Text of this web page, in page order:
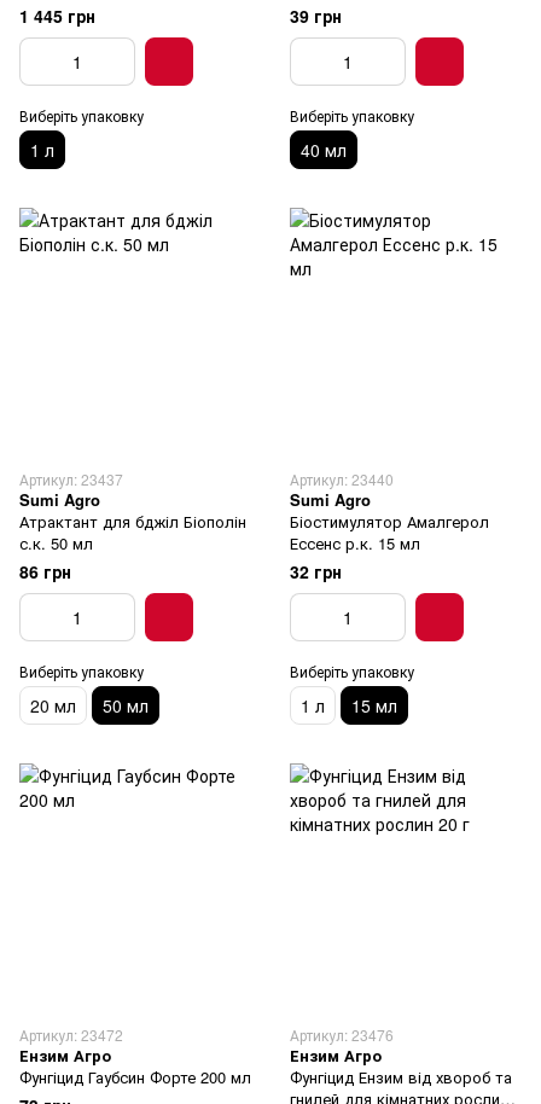
1 445 грн
Виберіть упаковку
1 л
39 грн
Виберіть упаковку
40 мл
Артикул: 23437
Sumi Agro
Атрактант для бджіл Біополін
с.к. 50 мл
86 грн
Виберіть упаковку
20 мл 50 мл
Артикул: 23440
Sumi Agro
Біостимулятор Амалгерол
Ессенс р.к. 15 мл
32 грн
Виберіть упаковку
1 л 15 мл
Артикул: 23472
Ензим Агро
Фунгіцид Гаубсин Форте 200 мл
Артикул: 23476
Ензим Агро
Фунгіцид Ензим від хвороб та
гнилей для кімнатних рослин